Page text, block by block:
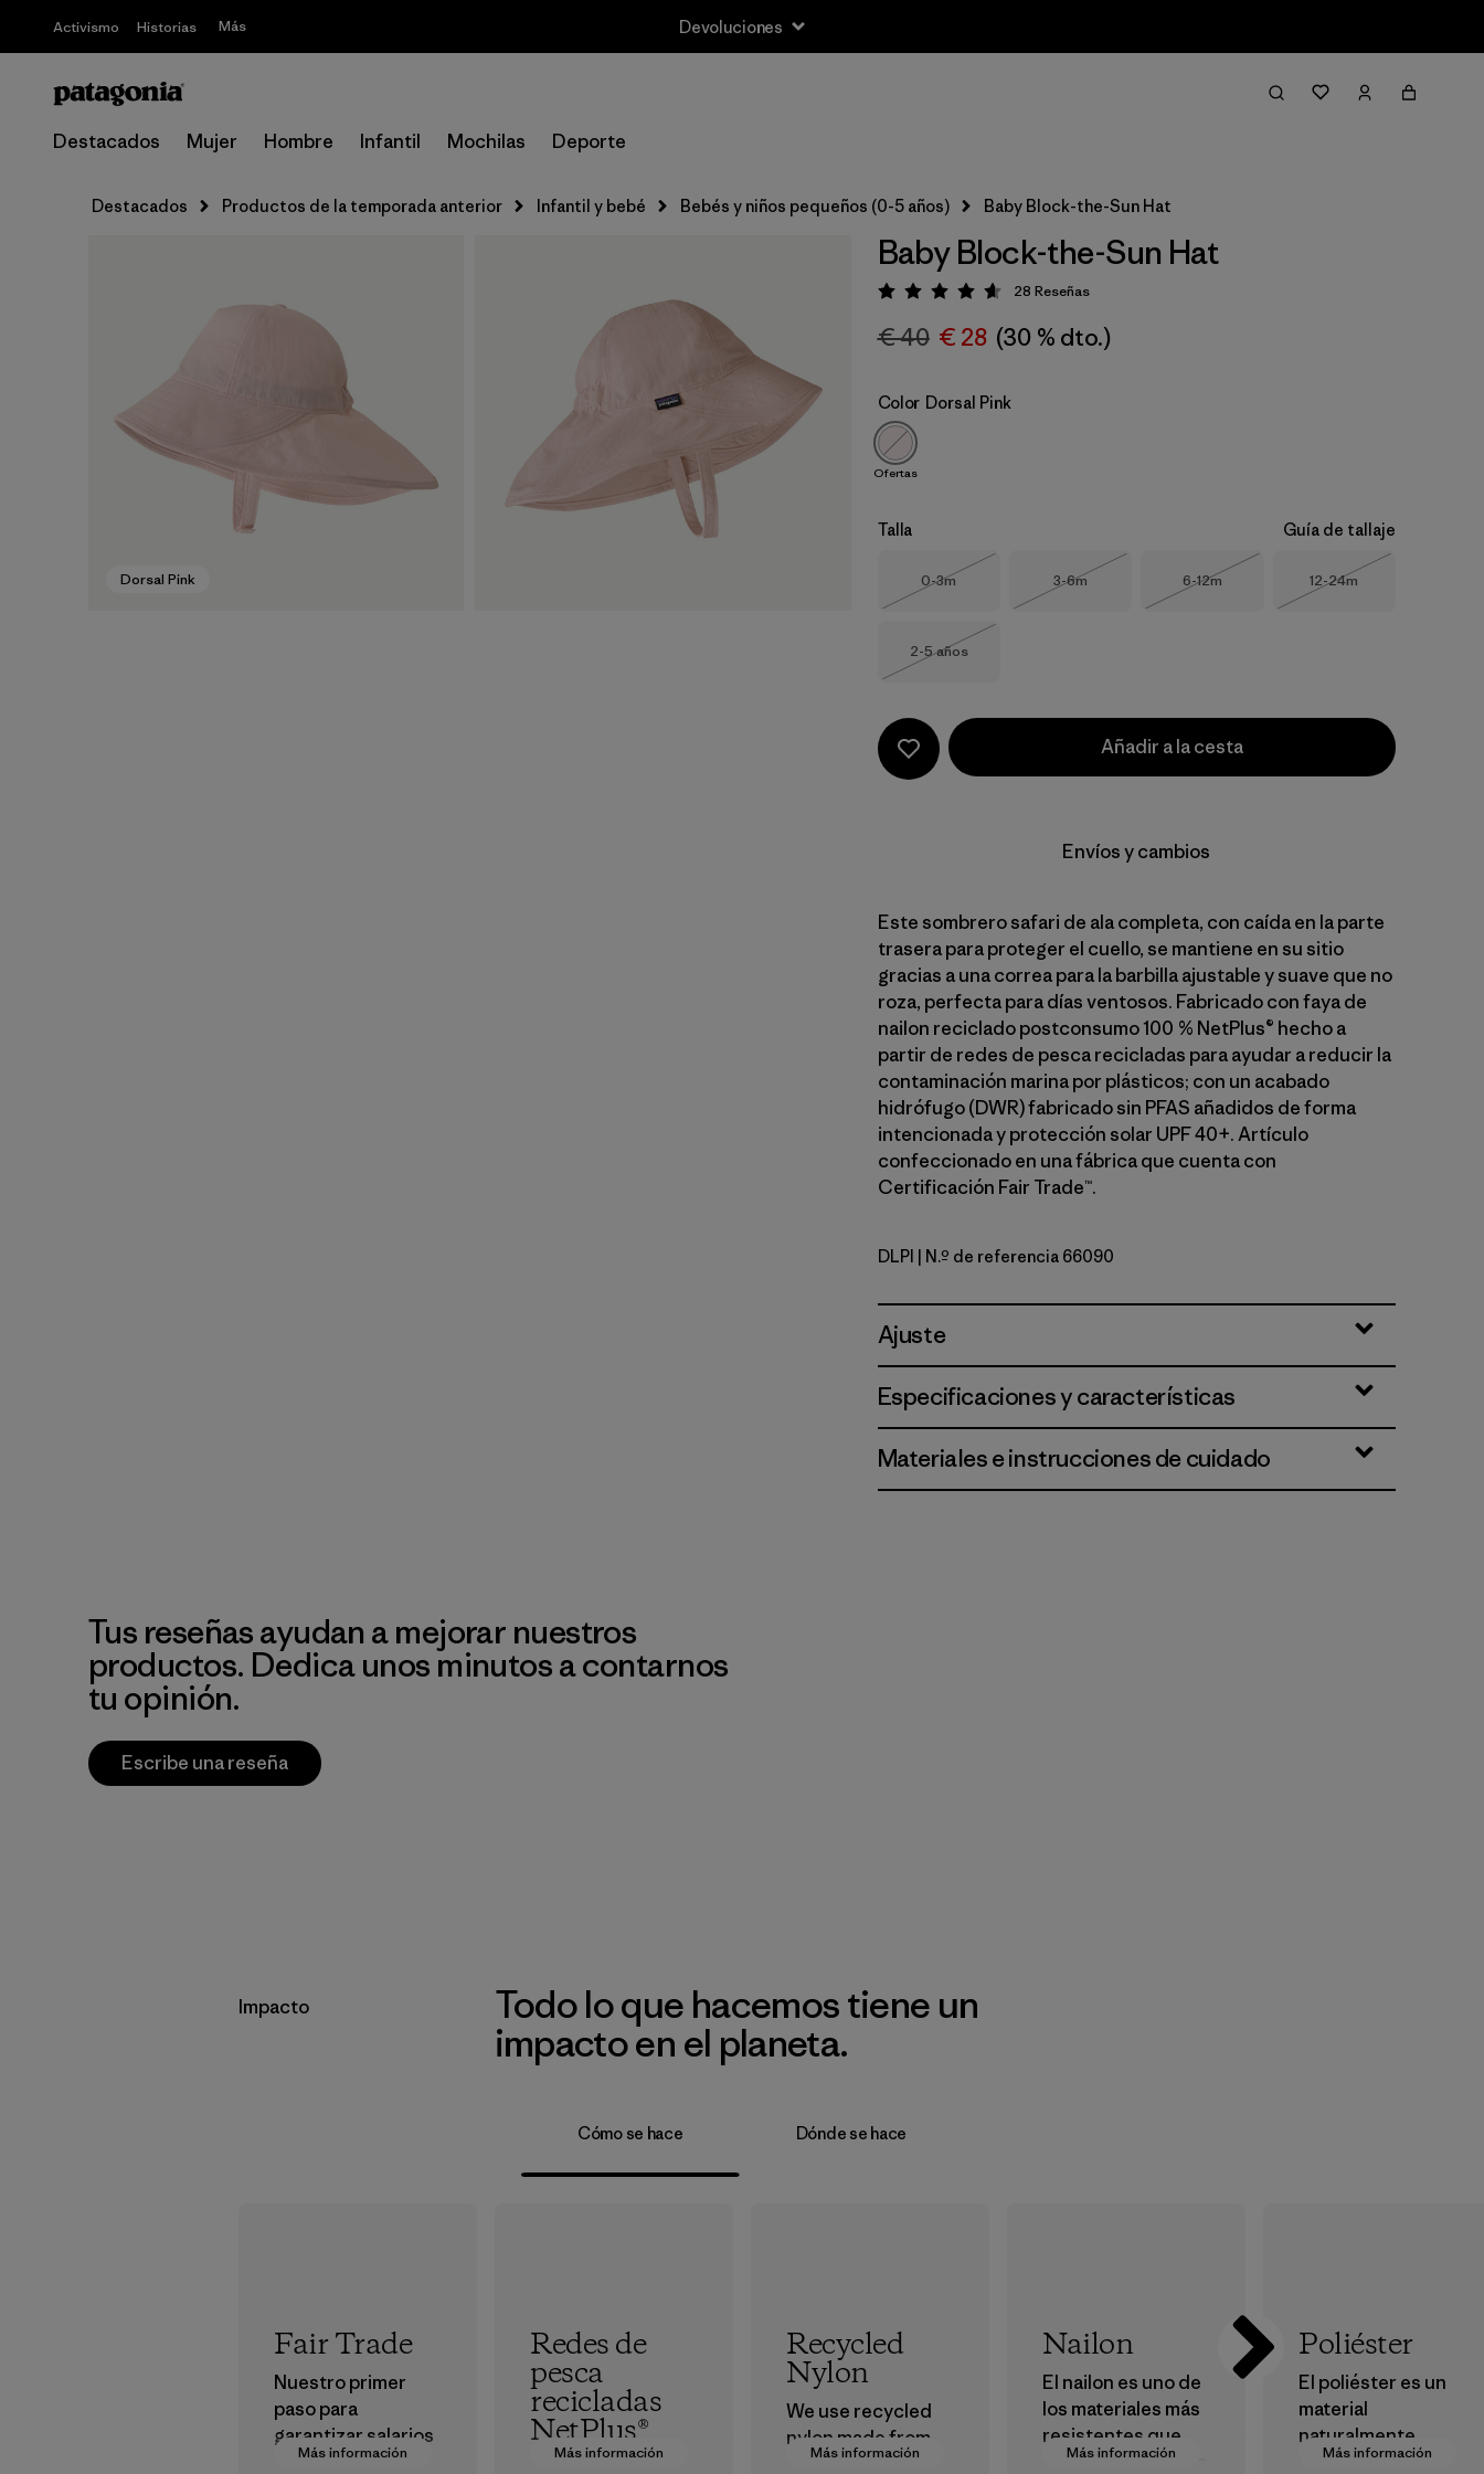
Activismo Historias Más Devoluciones
Destacados Mujer Hombre Infantil Mochilas Deporte
Destacados Productos de la temporada anterior Infantil y bebé Bebés y niños pequeños (0-5 años) Baby Block-the-Sun Hat
Dorsal Pink
Baby Block-the-Sun Hat
Puntuación: 4.7 / 5
28 Reseñas
€ 40 € 28 (30 % dto.)
Color Dorsal Pink
Ofertas
Talla Guía de tallaje
Talla
0-3m
Talla
3-6m
Talla
6-12m
Talla
12-24m
Talla
2-5 años
Añadir a la cesta
Envíos y cambios
Este sombrero safari de ala completa, con caída en la parte
trasera para proteger el cuello, se mantiene en su sitio
gracias a una correa para la barbilla ajustable y suave que no
roza, perfecta para días ventosos. Fabricado con faya de
nailon reciclado postconsumo 100 % NetPlus® hecho a
partir de redes de pesca recicladas para ayudar a reducir la
contaminación marina por plásticos; con un acabado
hidrófugo (DWR) fabricado sin PFAS añadidos de forma
intencionada y protección solar UPF 40+. Artículo
confeccionado en una fábrica que cuenta con
Certificación Fair Trade™.
Dorsal Pink
DLPI | N.º de referencia 66090
Ajuste
Especificaciones y características
Materiales e instrucciones de cuidado
Tus reseñas ayudan a mejorar nuestros
productos. Dedica unos minutos a contarnos
tu opinión.
Escribe una reseña
Impacto
Todo lo que hacemos tiene un
impacto en el planeta.
Cómo se hace Dónde se hace
Más información
Fair Trade
Nuestro primer
paso para
garantizar salarios
dignos en nuestra
Más información
Redes de
pesca
recicladas
NetPlus®
Más información
Recycled
Nylon
We use recycled
nylon made from
postindustrial
Más información
Nailon
El nailon es uno de
los materiales más
resistentes que
usamos en nuestra
Más información
Poliéster
El poliéster es un
material
naturalmente
hidrófugo